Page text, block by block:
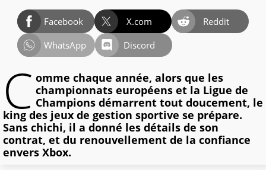
Facebook X.com
Reddit
WhatsApp
Discord
C omme chaque année, alors que les
championnats européens et la Ligue de
Champions démarrent tout doucement, le
king des jeux de gestion sportive se prépare.
Sans chichi, il a donné les détails de son
contrat, et du renouvellement de la confiance
envers Xbox.